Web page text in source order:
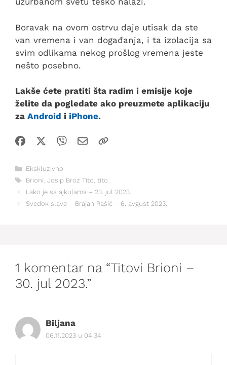
Boravak na ovom ostrvu daje utisak da ste
van vremena i van događanja, i ta izolacija sa
svim odlikama nekog prošlog vremena jeste
nešto posebno.
Lakše ćete pratiti šta radim i emisije koje
želite da pogledate ako preuzmete aplikaciju
za Android i iPhone.
Kategorije
Ekskluzivno
Oznake
Brioni Josip Broz Tito tito
Lako je sa ajkulama – 23. jul 2023.
Svedok slave – Brajan Rašić – 6. avgust 2023.
1 komentar na “Titovi Brioni –
30. jul 2023.”
Biljana
06.11.2023 u 04:34